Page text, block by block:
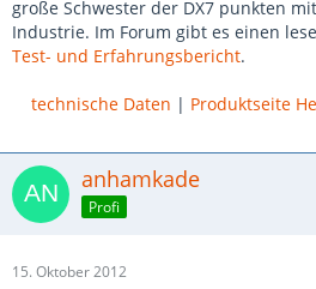
große Schwester der DX7 punkten
Industrie. Im Forum gibt es einen
Test- und Erfahrungsbericht.
technische Daten | Produktseite
anhamkade
Profi
15. Oktober 2012